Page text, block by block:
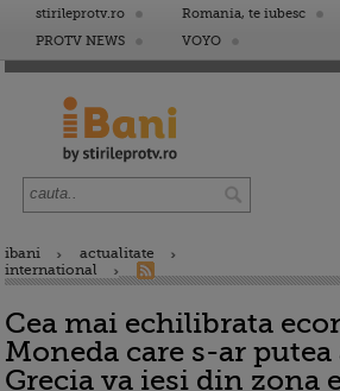
stirileprotv.ro Romania, te iubesc
PROTV NEWS
VOYO
ibani
actualitate
international
Cea mai echilibrata
Moneda care s-ar putea
Grecia va iesi din zona